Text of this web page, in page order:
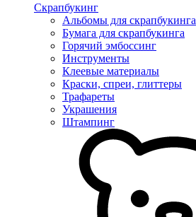
Скрапбукинг
Альбомы для скрапбукинга
Бумага для скрапбукинга
Горячий эмбоссинг
Инструменты
Клеевые материалы
Краски, спреи, глиттеры
Трафареты
Украшения
Штампинг